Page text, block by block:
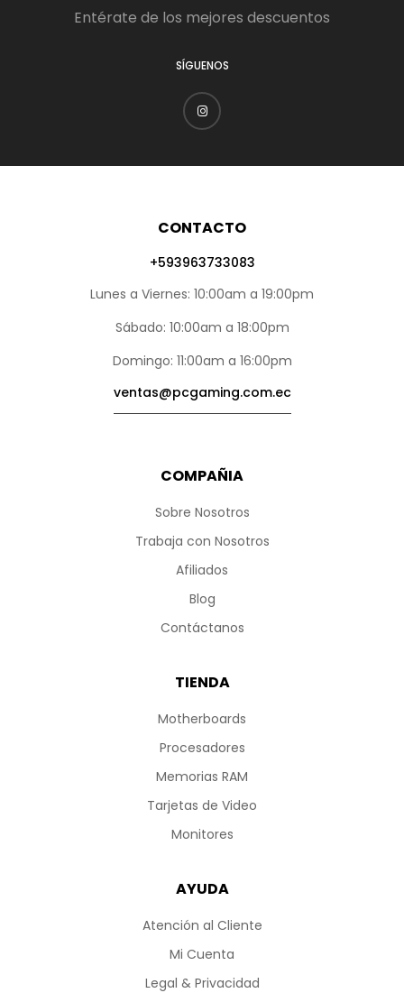
Entérate de los mejores descuentos
SÍGUENOS
COMPAÑIA
Sobre Nosotros
Trabaja con Nosotros
Afiliados
Blog
Contáctanos
TIENDA
Motherboards
Procesadores
Memorias RAM
Tarjetas de Video
Monitores
AYUDA
Atención al Cliente
Mi Cuenta
Legal & Privacidad
CONTACTO
+593963733083
Lunes a Viernes: 10:00am a 19:00pm
Sábado: 10:00am a 18:00pm
Domingo: 11:00am a 16:00pm
ventas@pcgaming.com.ec